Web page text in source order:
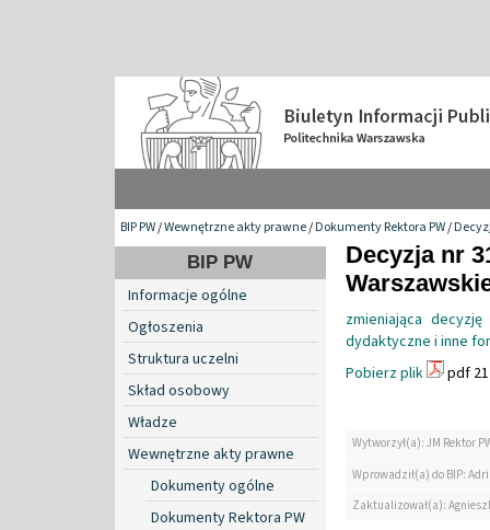
BIP PW/Wewnętrzne akty prawne/Dokumenty Rektora PW/
BIP PW
Informacje ogólne
Ogłoszenia
Struktura uczelni
Skład osobowy
Władze
Wewnętrzne akty prawne
Dokumenty ogólne
Dokumenty Rektora PW
Decyzja nr
zmieniająca
dydaktyczne i inne
Pobierz plik
pdf
Wytworzył(a): JM Rektor
Wprowadził(a) do BIP:
Zaktualizował(a):